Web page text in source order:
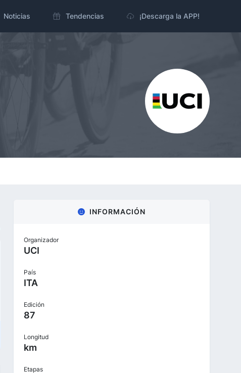
Noticias Tendencias ¡Descarga la APP!
INFORMACIÓN
Organizador
UCI
País
ITA
Edición
87
Longitud
km
Etapas